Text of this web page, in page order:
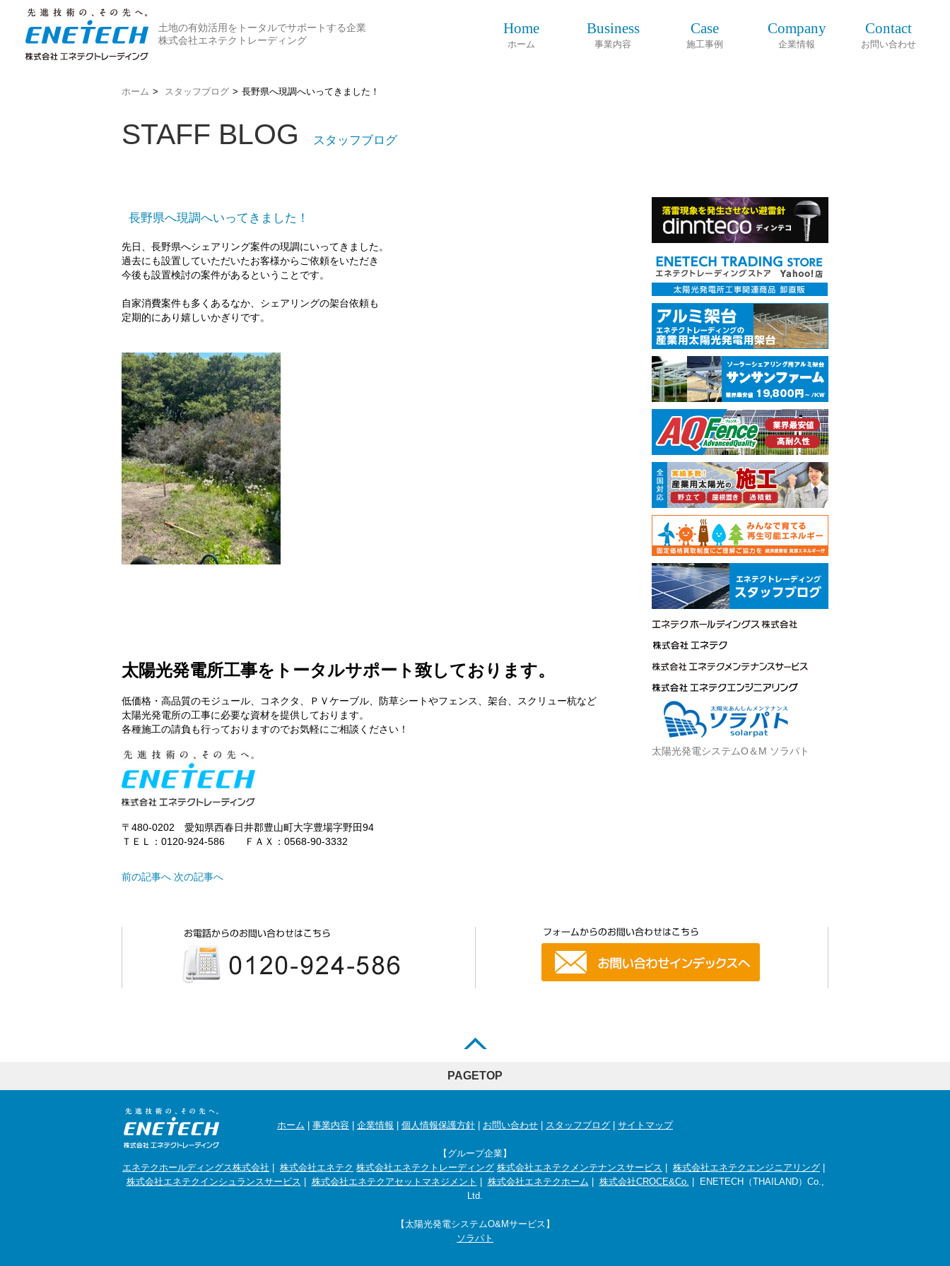
土地の有効活用をトータルでサポートする企業
株式会社エネテクトレーディング
Home
ホーム
Business
事業内容
Case
施工事例
Company
企業情報
Contact
お問い合わせ
ホーム > スタッフブログ > 長野県へ現調へいってきました！
STAFF BLOG スタッフブログ
長野県へ現調へいってきました！
先日、長野県へシェアリング案件の現調にいってきました。
過去にも設置していただいたお客様からご依頼をいただき
今後も設置検討の案件があるということです。
自家消費案件も多くあるなか、シェアリングの架台依頼も
定期的にあり嬉しいかぎりです。
太陽光発電所工事をトータルサポート致しております。
低価格・高品質のモジュール、コネクタ、ＰＶケーブル、防草シートやフェンス、架台、スクリュー杭など
太陽光発電所の工事に必要な資材を提供しております。
各種施工の請負も行っておりますのでお気軽にご相談ください！
〒480-0202 愛知県西春日井郡豊山町大字豊場字野田94
ＴＥＬ：0120-924-586 ＦＡＸ：0568-90-3332
前の記事へ 次の記事へ
太陽光発電システムO＆M ソラパト
PAGETOP
ホーム 事業内容 企業情報 個人情報保護方針 お問い合わせ スタッフブログ サイトマップ
【グループ企業】
エネテクホールディングス株式会社
株式会社エネテク 株式会社エネテクトレーディング 株式会社エネテクメンテナンスサービス 株式会社エネテクエンジニアリング
株式会社エネテクインシュランスサービス
株式会社エネテクアセットマネジメント 株式会社エネテクホーム 株式会社CROCE&Co. | ENETECH（THAILAND）Co.,
Ltd.
【太陽光発電システムO&Mサービス】
ソラパト